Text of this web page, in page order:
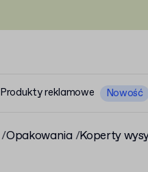
Produkty reklamowe Nowość
Opakowania Koperty